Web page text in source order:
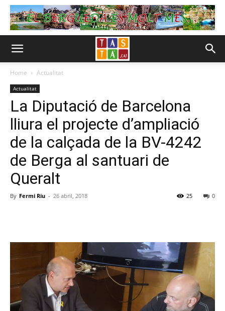
Home Actualitat
Actualitat
La Diputació de Barcelona
lliura el projecte d’ampliació
de la calçada de la BV-4242
de Berga al santuari de
Queralt
By Fermi Riu - 26 abril, 2018 0
25